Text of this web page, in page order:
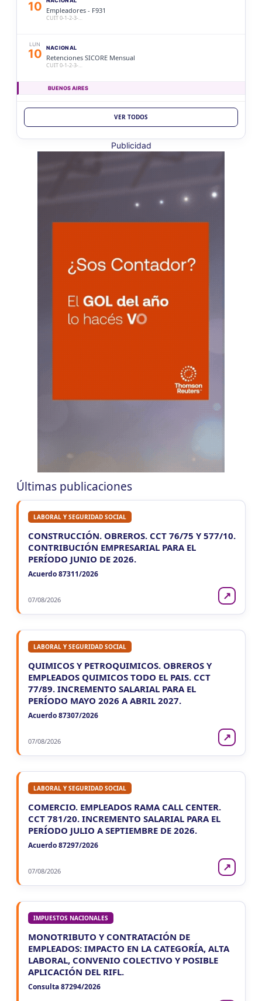
10 Empleadores - F931
CUIT 0-1-2-3-…
LUN
10 NACIONAL
Retenciones SICORE Mensual
CUIT 0-1-2-3-…
BUENOS AIRES
BUENOS AIRES
Ag. Bs As Reg Gral Retenc 2aQ
CUIT 0-1-2-3-4-5-6-7-8-9-…
LUN
10
10 Agentes RetenciÃ³n Catamarca
CUIT 0-1-2-3-4-5-6-7-8-9-…
CHUBUT
Reg. Unif. Ret. y Perc. Ctes.
VER TODOS
Publicidad
Últimas publicaciones
LABORAL Y SEGURIDAD SOCIAL
CONSTRUCCIÓN. OBREROS. CCT 76/75 Y 577/10.
CONTRIBUCIÓN EMPRESARIAL PARA EL
PERÍODO JUNIO DE 2026.
Acuerdo 87311/2026
07/08/2026 ↗
LABORAL Y SEGURIDAD SOCIAL
QUIMICOS Y PETROQUIMICOS. OBREROS Y
EMPLEADOS QUIMICOS TODO EL PAIS. CCT
77/89. INCREMENTO SALARIAL PARA EL
PERÍODO MAYO 2026 A ABRIL 2027.
Acuerdo 87307/2026
07/08/2026 ↗
LABORAL Y SEGURIDAD SOCIAL
COMERCIO. EMPLEADOS RAMA CALL CENTER.
CCT 781/20. INCREMENTO SALARIAL PARA EL
PERÍODO JULIO A SEPTIEMBRE DE 2026.
Acuerdo 87297/2026
07/08/2026 ↗
IMPUESTOS NACIONALES
MONOTRIBUTO Y CONTRATACIÓN DE
EMPLEADOS: IMPACTO EN LA CATEGORÍA, ALTA
LABORAL, CONVENIO COLECTIVO Y POSIBLE
APLICACIÓN DEL RIFL.
Consulta 87294/2026